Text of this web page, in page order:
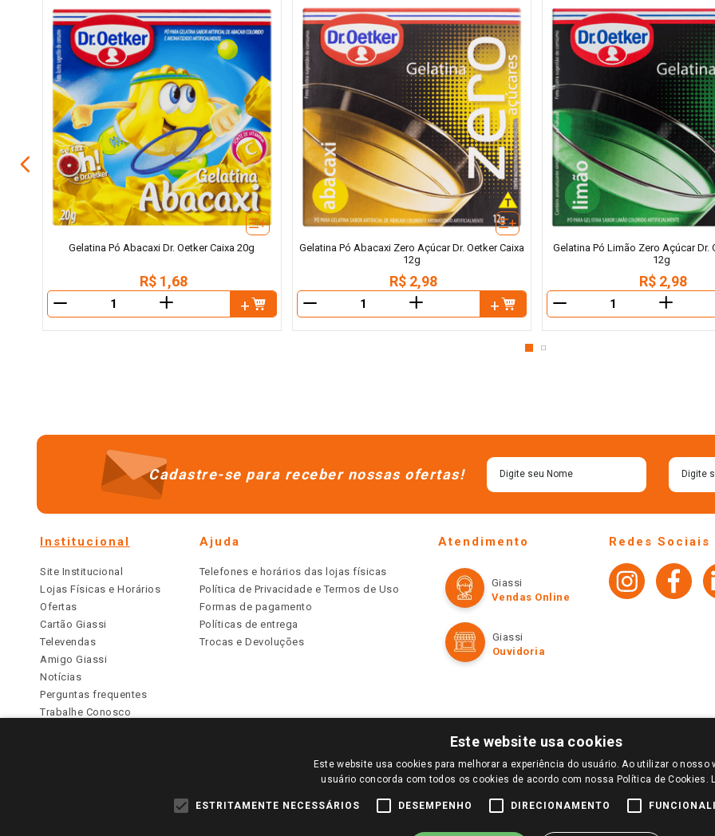
Gelatina Pó Abacaxi Dr. Oetker Caixa 20g
R$ 1,68
＋
Gelatina Pó Abacaxi Zero Açúcar Dr. Oetker Caixa
12g
R$ 2,98
＋
Gelatina Pó Limão Zero Açúcar Dr.
12g
R$ 2,98
＋
Cadastre-se para receber nossas ofertas!
Institucional
Site Institucional
Lojas Físicas e Horários
Ofertas
Cartão Giassi
Televendas
Amigo Giassi
Notícias
Perguntas frequentes
Trabalhe Conosco
Ajuda
Telefones e horários das lojas físicas
Política de Privacidade e Termos de Uso
Formas de pagamento
Políticas de entrega
Trocas e Devoluções
Atendimento
Giassi
Vendas Online
Giassi
Ouvidoria
Redes Sociais
PARA VER OS PREÇOS DA SUA REGIÃO, FAÇA LOGIN E SELECIONE A LOJA DE SUA PREFERÊNCIA. SOMENTE APÓS O LOGIN, OS PREÇOS
TODOS OS PREÇOS E CONDIÇÕES COMERCIAIS DESTE SITE SÃO VÁLIDOS APENAS PARA COMPRAS REALIZADAS NO GIASSI.COM.BR E NA LOJA
DE BUSCAS.
Este website usa cookies
Este website usa cookies para melhorar a experiência do usuário. Ao utilizar o nosso
usuário concorda com todos os cookies de acordo com nossa Política de Cookies.
ESTRITAMENTE NECESSÁRIOS DESEMPENHO DIRECIONAMENTO